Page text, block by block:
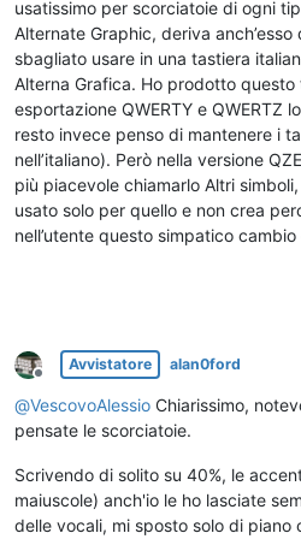
usatissimo per scorciatoie di ogni
Alternate Graphic, deriva
sbagliato usare in una tastiera
Alterna Grafica. Ho prodotto questo
esportazione QWERTY e QWERTZ
resto invece penso di mantenere i
nell’italiano). Però nella versione
più piacevole chiamarlo Altri
usato solo per quello e non crea
nell’utente questo simpatico
Non in linea
Avvistatore alan0ford
@VescovoAlessio Chiarissimo,
pensate le scorciatoie.
Scrivendo di solito su 40%, le
maiuscole) anch'io le ho lasciate
delle vocali, mi sposto solo di piano